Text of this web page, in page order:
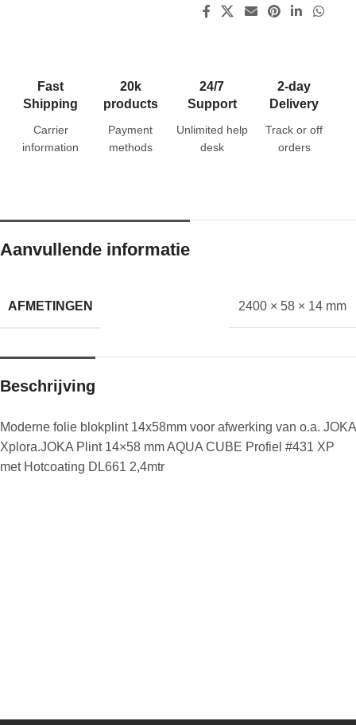
Fast
Shipping
Carrier
information
20k
products
Payment
methods
24/7
Support
Unlimited help
desk
2-day
Delivery
Track or off
orders
Aanvullende informatie
AFMETINGEN 2400 × 58 × 14 mm
Beschrijving
Moderne folie blokplint 14x58mm voor afwerking van o.a. JOKA
Xplora.JOKA Plint 14×58 mm AQUA CUBE Profiel #431 XP
met Hotcoating DL661 2,4mtr